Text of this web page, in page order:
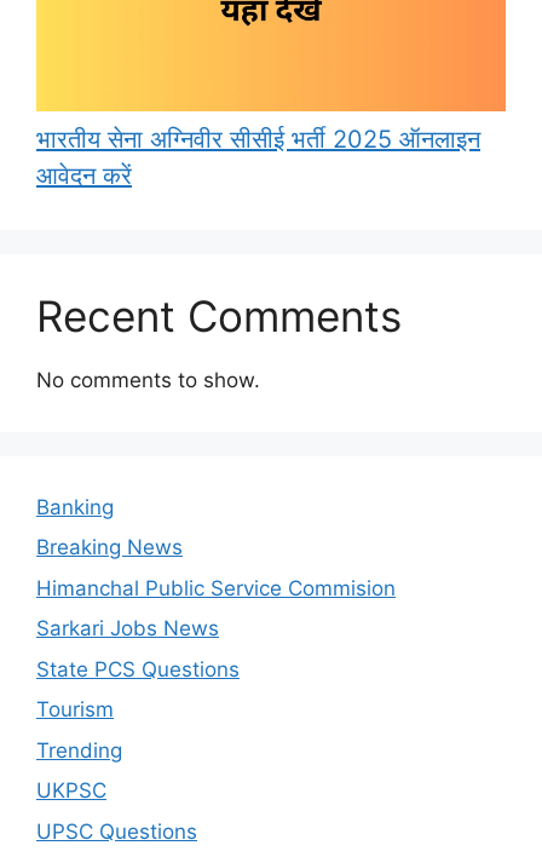
भारतीय सेना अग्निवीर सीसीई भर्ती 2025 ऑनलाइन
आवेदन करें
Recent Comments
No comments to show.
Banking
Breaking News
Himanchal Public Service Commision
Sarkari Jobs News
State PCS Questions
Tourism
Trending
UKPSC
UPSC Questions